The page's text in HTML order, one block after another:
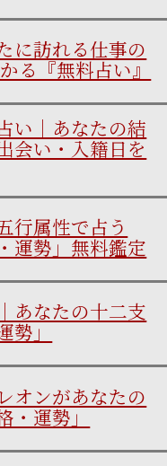
に訪れる仕事の
る『無料占い』
い｜あなたの結
会い・入籍日を
行属性で占う
運勢」無料鑑定
あなたの十二支
勢」
オンがあなたの
・運勢」